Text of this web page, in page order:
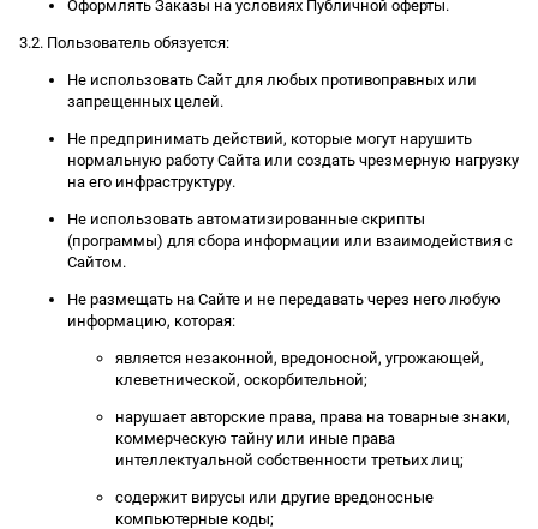
Оформлять Заказы на условиях Публичной оферты.
3.2. Пользователь обязуется:
Не использовать Сайт для любых противоправных или
запрещенных целей.
Не предпринимать действий, которые могут нарушить
нормальную работу Сайта или создать чрезмерную нагрузку
на его инфраструктуру.
Не использовать автоматизированные скрипты
(программы) для сбора информации или взаимодействия с
Сайтом.
Не размещать на Сайте и не передавать через него любую
информацию, которая:
является незаконной, вредоносной, угрожающей,
клеветнической, оскорбительной;
нарушает авторские права, права на товарные знаки,
коммерческую тайну или иные права
интеллектуальной собственности третьих лиц;
содержит вирусы или другие вредоносные
компьютерные коды;